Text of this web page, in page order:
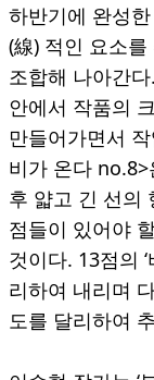
하반기에 완성
(線) 적인 요소
조합해 나아간
안에서 작품의
만들어가면서
비가 온다
후 얇고 긴 선의
점들이 있어야
것이다. 13점의
리하여 내리며
도를 달리하여